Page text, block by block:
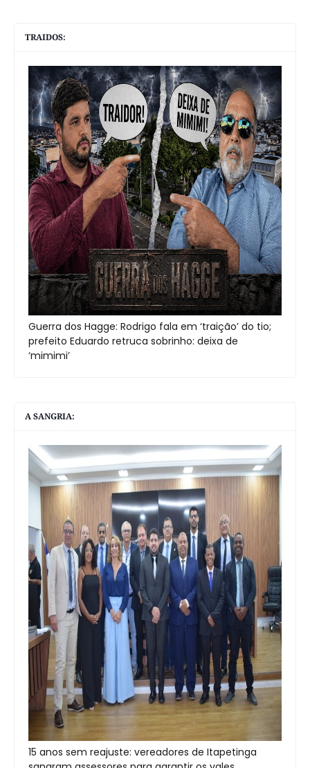
TRAIDOS:
Guerra dos Hagge: Rodrigo fala em ‘traição’ do tio;
prefeito Eduardo retruca sobrinho: deixa de
‘mimimi’
A SANGRIA:
15 anos sem reajuste: vereadores de Itapetinga